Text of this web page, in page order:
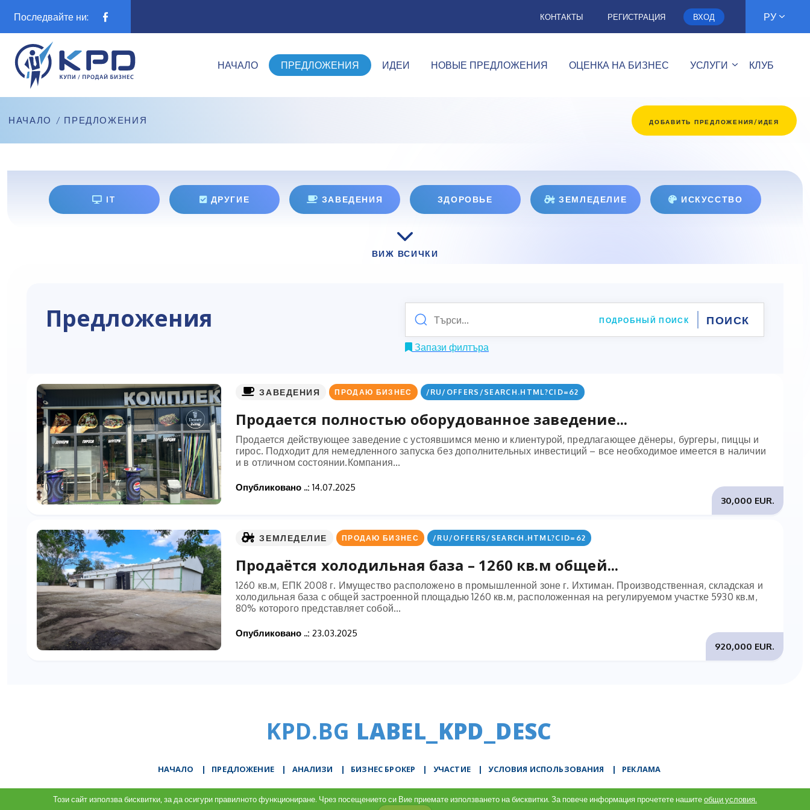
Последвайте ни: КОНТАКТЫ РЕГИСТРАЦИЯ ВХОД РУ
НАЧАЛО ПРЕДЛОЖЕНИЯ ИДЕИ НОВЫЕ ПРЕДЛОЖЕНИЯ ОЦЕНКА НА БИЗНЕС УСЛУГИ КЛУБ
НАЧАЛО / ПРЕДЛОЖЕНИЯ ДОБАВИТЬ ПРЕДЛОЖЕНИЯ/ИДЕЯ
IT ДРУГИЕ ЗАВЕДЕНИЯ ЗДОРОВЬЕ ЗЕМЛЕДЕЛИЕ ИСКУССТВО
ВИЖ ВСИЧКИ
Предложения ПОДРОБНЫЙ ПОИСК
Запази филтъра
ЗАВЕДЕНИЯ ПРОДАЮ БИЗНЕС /RU/OFFERS/SEARCH.HTML?CID=62
Продается полностью оборудованное заведение...
Продается действующее заведение с устоявшимся меню и клиентурой, предлагающее дёнеры, бургеры, пиццы и
гирос. Подходит для немедленного запуска без дополнительных инвестиций – все необходимое имеется в наличии
и в отличном состоянии.Компания...
Опубликовано ..: 14.07.2025
30,000 EUR.
ЗЕМЛЕДЕЛИЕ ПРОДАЮ БИЗНЕС /RU/OFFERS/SEARCH.HTML?CID=62
Продаётся холодильная база – 1260 кв.м общей...
1260 кв.м, ЕПК 2008 г. Имущество расположено в промышленной зоне г. Ихтиман. Производственная, складская и
холодильная база с общей застроенной площадью 1260 кв.м, расположенная на регулируемом участке 5930 кв.м,
80% которого представляет собой...
Опубликовано ..: 23.03.2025
920,000 EUR.
KPD.BG LABEL_KPD_DESC
НАЧАЛО | ПРЕДЛОЖЕНИЕ | АНАЛИЗИ | БИЗНЕС БРОКЕР | УЧАСТИЕ | УСЛОВИЯ ИСПОЛЬЗОВАНИЯ | РЕКЛАМА
LABEL_KPD_COOKIES
© 2026 KPD.BG - Поддръжка от
Този сайт използва бисквитки, за да осигури правилното функциониране. Чрез посещението си Вие приемате използването на бисквитки. За повече информация прочетете нашитеобщи условия.